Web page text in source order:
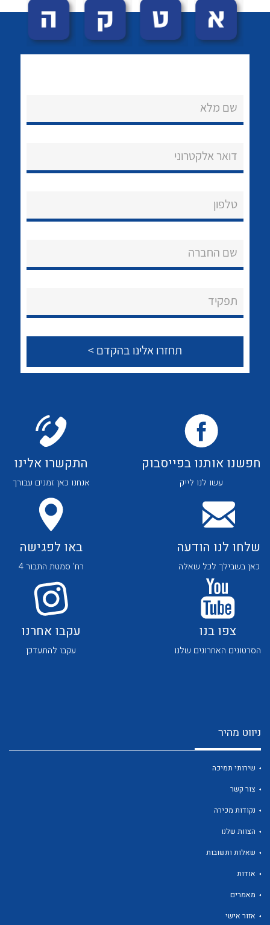
הצוות שלנו
שירותי תמיכה
לכל מוצרי היצרן לכל מוצרי היצרן
לכל מוצרי היצרן לכל מוצרי היצרן
לכל מוצרי היצרן לכל מוצרי היצרן
לכל מוצרי היצרן
שם מלא
דואר אלקטרוני
טלפון
שם החברה
תפקיד
חפשנו אותנו בפייסבוק
עשו לנו לייק
התקשרו אלינו
אנחנו כאן זמנים עבורך
שלחו לנו הודעה
כאן בשבילך לכל שאלה
באו לפגישה
רח' סמטת התבור 4
צפו בנו
הסרטונים האחרונים שלנו
עקבו אחרנו
עקבו להתעדכן
ניווט מהיר
שירותי תמיכה
צור קשר
נקודות מכירה
הצוות שלנו
שאלות ותשובות
אודות
מאמרים
אזור אישי